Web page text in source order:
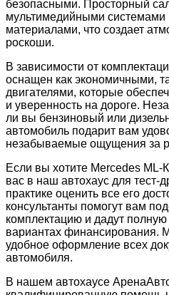
безопасными. Просторный
мультимедийными системами
материалами, что создает
роскоши.
В зависимости от
оснащен как экономичными,
двигателями, которые
и уверенность на дороге.
ли вы бензиновый или
автомобиль подарит вам
незабываемые ощущения за
Если вы хотите Mercedes ML-
вас в наш автохаус для тест-
практике оценить все его
консультанты помогут вам
комплектацию и дадут
вариантах финансирования.
удобное оформление всех
автомобиля.
В нашем автохаусе